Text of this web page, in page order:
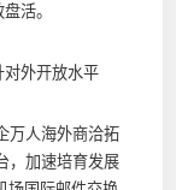
活。
外开放水平
人海外商洽拓
，加速培育发展